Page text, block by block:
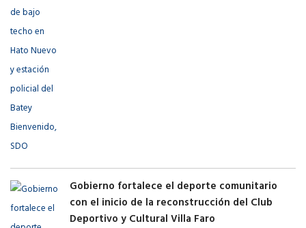
Gobierno fortalece el deporte comunitario
con el inicio de la reconstrucción del Club
Deportivo y Cultural Villa Faro